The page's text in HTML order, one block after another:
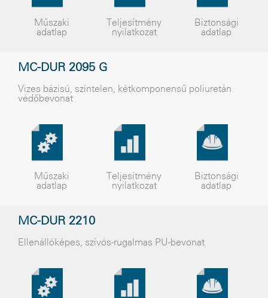
Műszaki
adatlap
Teljesítmény
nyilatkozat
Biztonsági
adatlap
MC-DUR 2095 G
Vizes bázisú, színtelen, kétkomponensű poliuretán
védőbevonat
Műszaki
adatlap
Teljesítmény
nyilatkozat
Biztonsági
adatlap
MC-DUR 2210
Ellenállóképes, szívós-rugalmas PU-bevonat